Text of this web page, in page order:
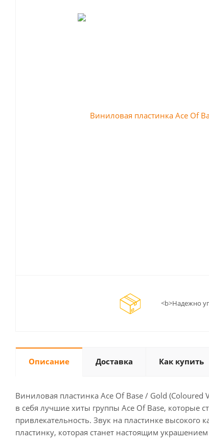
<b>Надежно
Описание Доставка Как купить
Виниловая пластинка Ace Of Base / Gold
в себя лучшие хиты группы Ace Of Base, которые
привлекательность. Звук на пластинке
пластинку, которая станет настоящим